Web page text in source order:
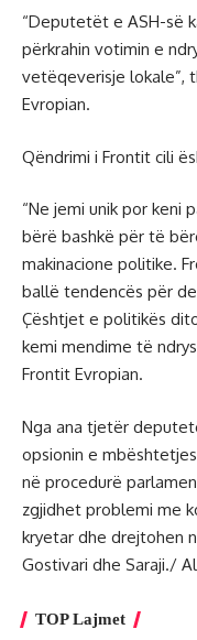
“Deputetët e ASH-së
përkrahin votimin e
vetëqeverisje lokale”,
Evropian.
Qëndrimi i Frontit cili
“Ne jemi unik por keni
bërë bashkë për të
makinacione politike.
ballë tendencës për
Çështjet e politikës
kemi mendime të
Frontit Evropian.
Nga ana tjetër
opsionin e
në procedurë
zgjidhet problemi me
kryetar dhe drejtohen
Gostivari dhe Saraji./
TOP Lajmet